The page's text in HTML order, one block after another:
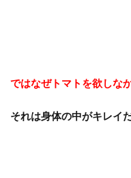
ではなぜトマトを欲しな
それは身体の中がキレイ